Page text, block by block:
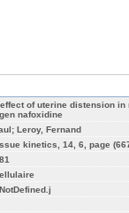
of uterine distension in
nafoxidine
Leroy, Fernand
kinetics, 14, 6, page